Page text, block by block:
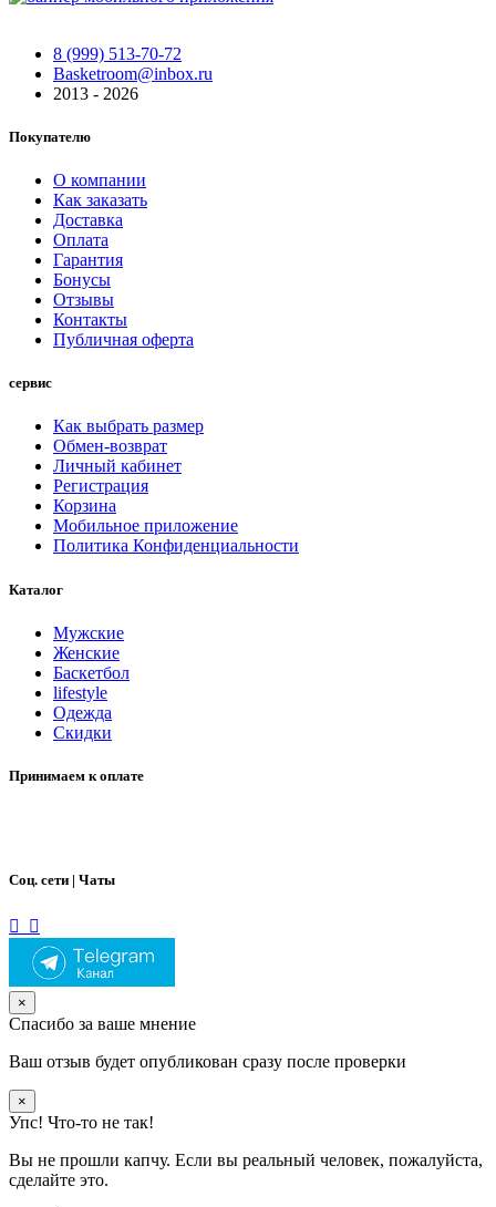
8 (999) 513-70-72
Basketroom@inbox.ru
2013 - 2026
Покупателю
О компании
Как заказать
Доставка
Оплата
Гарантия
Бонусы
Отзывы
Контакты
Публичная оферта
сервис
Как выбрать размер
Обмен-возврат
Личный кабинет
Регистрация
Корзина
Мобильное приложение
Политика Конфиденциальности
Каталог
Мужские
Женские
Баскетбол
lifestyle
Одежда
Скидки
Принимаем к оплате
Соц. сети | Чаты
×
Спасибо за ваше мнение
Ваш отзыв будет опубликован сразу после проверки
×
Упс! Что-то не так!
Вы не прошли капчу. Если вы реальный человек, пожалуйста,
сделайте это.